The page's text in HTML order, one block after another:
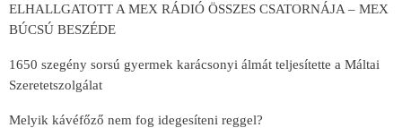
ELHALLGATOTT A MEX RÁDIÓ ÖSSZES CSATORNÁJA – MEX
BÚCSÚ BESZÉDE
1650 szegény sorsú gyermek karácsonyi álmát teljesítette a Máltai
Szeretetszolgálat
Melyik kávéfőző nem fog idegesíteni reggel?